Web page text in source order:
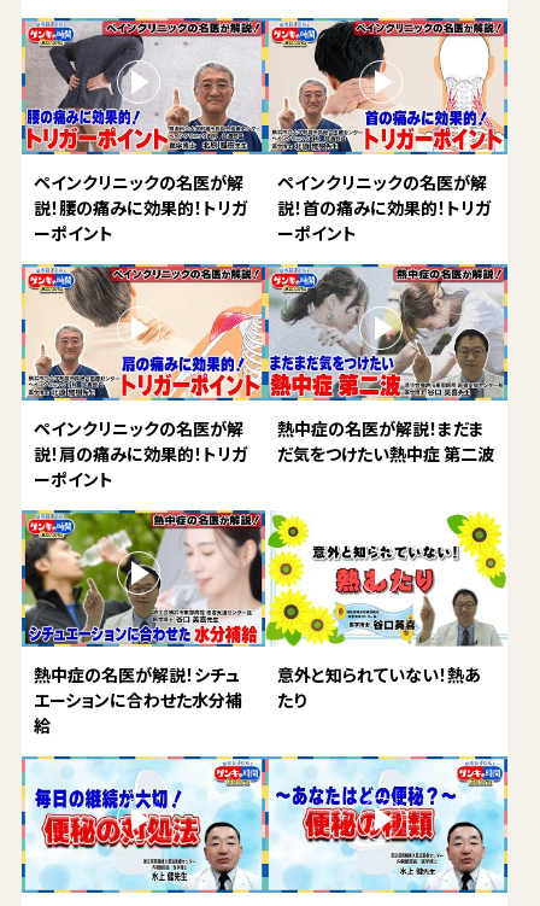
ペインクリニックの名医が解
説！腰の痛みに効果的！トリガ
ーポイント
ペインクリニックの名医が解
説！首の痛みに効果的！トリガ
ーポイント
ペインクリニックの名医が解
説！肩の痛みに効果的！トリガ
ーポイント
熱中症の名医が解説！まだま
だ気をつけたい熱中症 第二波
熱中症の名医が解説！シチュ
エーションに合わせた水分補
給
意外と知られていない！熱あ
たり